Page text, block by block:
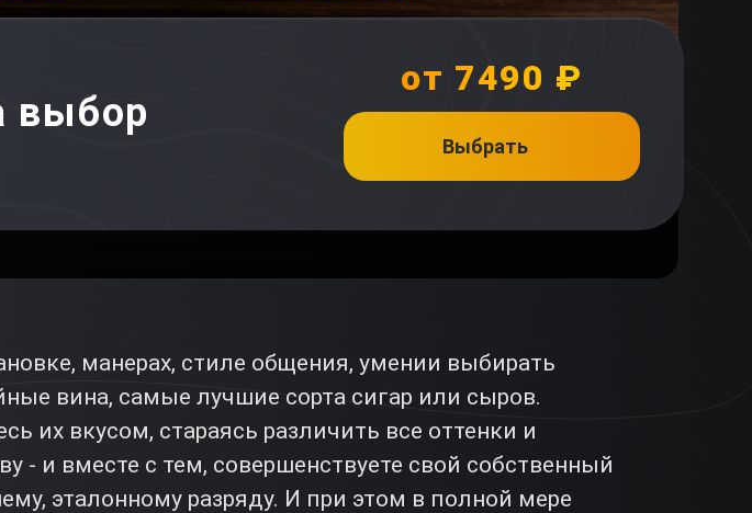
выбор
от 7490 ₽
Выбрать
манерах, стиле общения, умении выбирать
вина, самые лучшие сорта сигар или сыров.
их вкусом, стараясь различить все оттенки и
- и вместе с тем, совершенствуете свой собственный
эталонному разряду. И при этом в полной мере